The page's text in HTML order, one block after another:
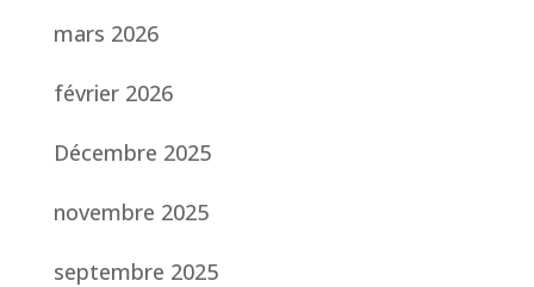
mars 2026
février 2026
Décembre 2025
novembre 2025
septembre 2025